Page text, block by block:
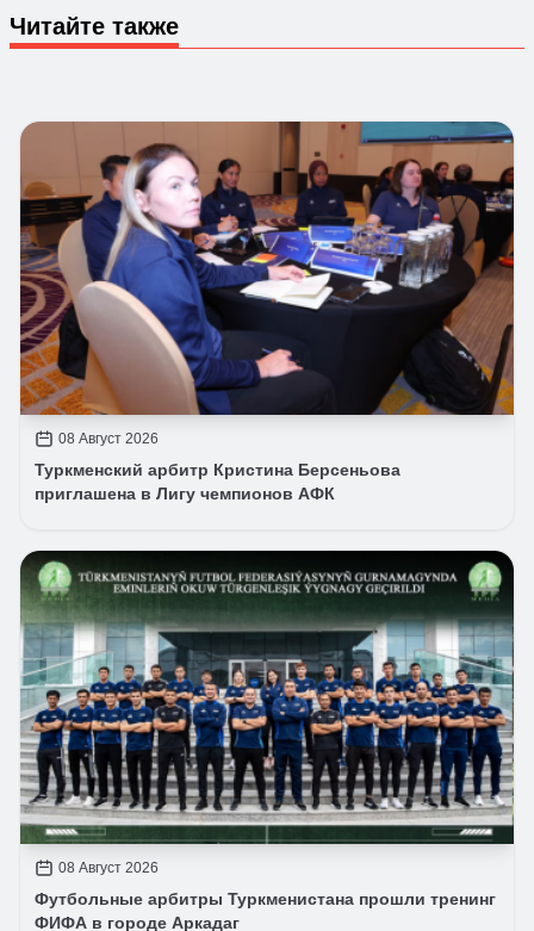
Читайте также
08 Август 2026
Туркменский арбитр Кристина Берсеньова
приглашена в Лигу чемпионов АФК
08 Август 2026
Футбольные арбитры Туркменистана прошли тренинг
ФИФА в городе Аркадаг